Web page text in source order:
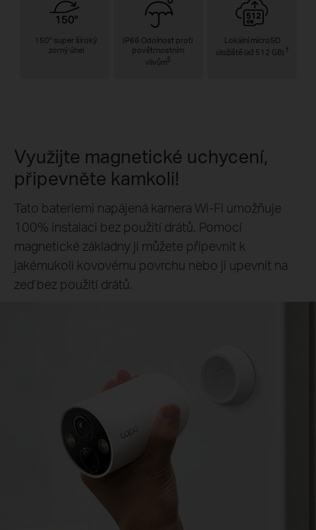
150° super široký
zorný úhel
IP66 Odolnost proti
povětrnostním
vlivům§
Lokální microSD
úložiště (až 512 GB)†
Využijte magnetické uchycení,
připevněte kamkoli!
Tato bateriemi napájená kamera Wi-Fi umožňuje
100% instalaci bez použití drátů. Pomocí
magnetické základny ji můžete připevnit k
jakémukoli kovovému povrchu nebo ji upevnit na
zeď bez použití drátů.